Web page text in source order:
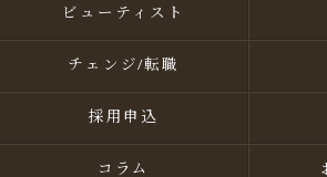
ビューティスト
チェンジ/転職
採用申込
コラム